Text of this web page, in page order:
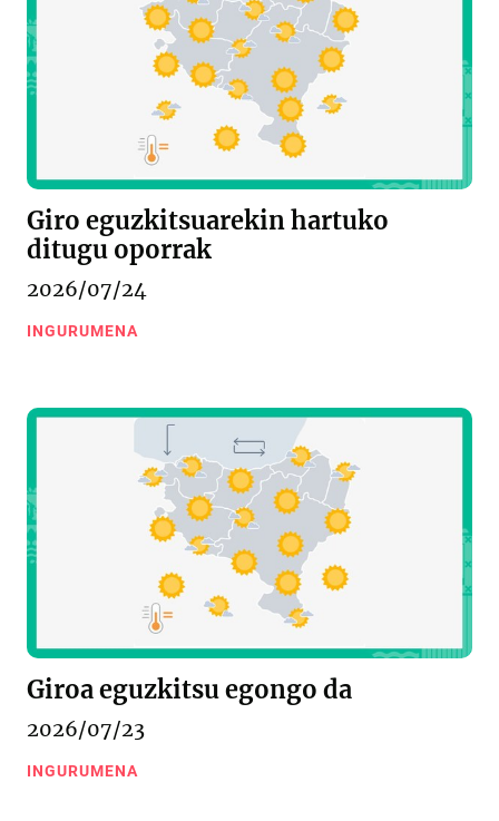
Giro eguzkitsuarekin hartuko
ditugu oporrak
2026/07/24
INGURUMENA
Giroa eguzkitsu egongo da
2026/07/23
INGURUMENA